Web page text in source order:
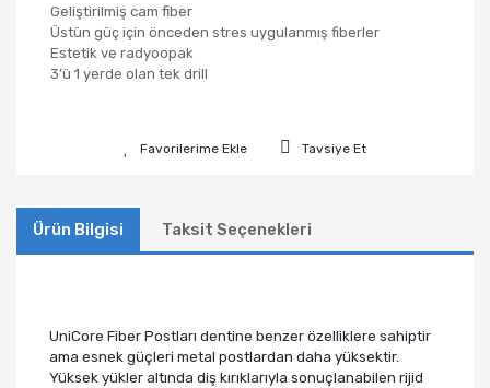
​Geliştirilmiş cam fiber
Üstün güç için önceden stres uygulanmış fiberler
Estetik ve radyoopak
3’ü 1 yerde olan tek drill
Tavsiye Et
Ürün Bilgisi Taksit Seçenekleri
UniCore Fiber Postları dentine benzer özelliklere sahiptir
ama esnek güçleri metal postlardan daha yüksektir.
Yüksek yükler altında diş kırıklarıyla sonuçlanabilen rijid